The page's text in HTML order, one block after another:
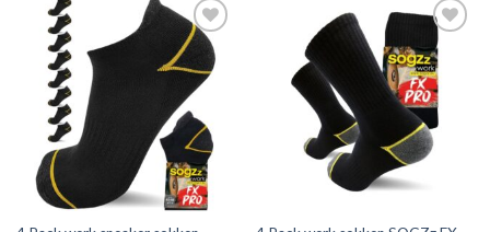
Toevoegen
aan
verlanglijst
Toevoegen
aan
verlanglijst